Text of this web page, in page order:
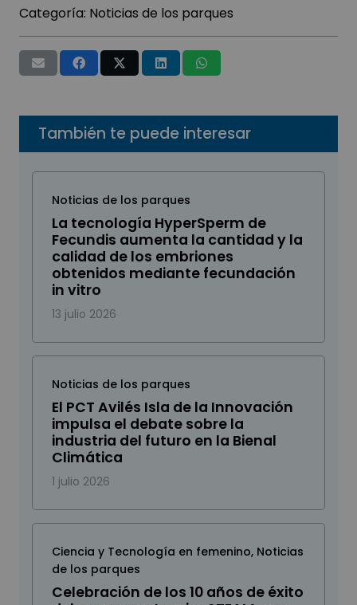
Categoría: Noticias de los parques
También te puede interesar
Noticias de los parques
La tecnología HyperSperm de
Fecundis aumenta la cantidad y la
calidad de los embriones
obtenidos mediante fecundación
in vitro
13 julio 2026
Noticias de los parques
El PCT Avilés Isla de la Innovación
impulsa el debate sobre la
industria del futuro en la Bienal
Climática
1 julio 2026
Ciencia y Tecnología en femenino, Noticias
de los parques
Celebración de los 10 años de éxito